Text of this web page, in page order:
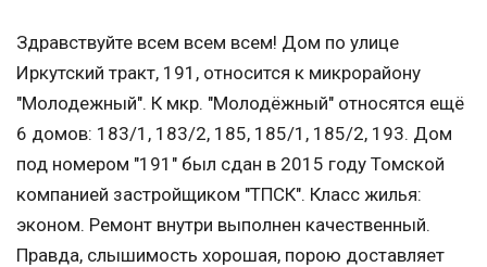
Здравствуйте всем всем всем! Дом по улице
Иркутский тракт, 191, относится к микрорайону
"Молодежный". К мкр. "Молодёжный" относятся ещё
6 домов: 183/1, 183/2, 185, 185/1, 185/2, 193. Дом
под номером "191" был сдан в 2015 году Томской
компанией застройщиком "ТПСК". Класс жилья:
эконом. Ремонт внутри выполнен качественный.
Правда, слышимость хорошая, порою доставляет